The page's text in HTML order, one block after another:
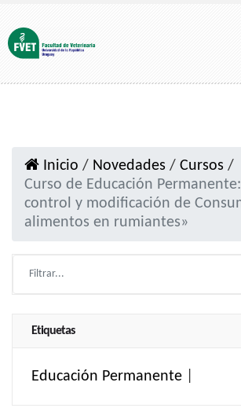
Inicio / Novedades / Cursos /
Curso de Educación
control y modificación de
alimentos en rumiantes»
Etiquetas
Educación Permanente